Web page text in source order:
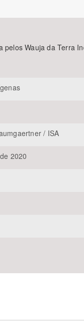
pelos Wauja da Terra
/ ISA
2020